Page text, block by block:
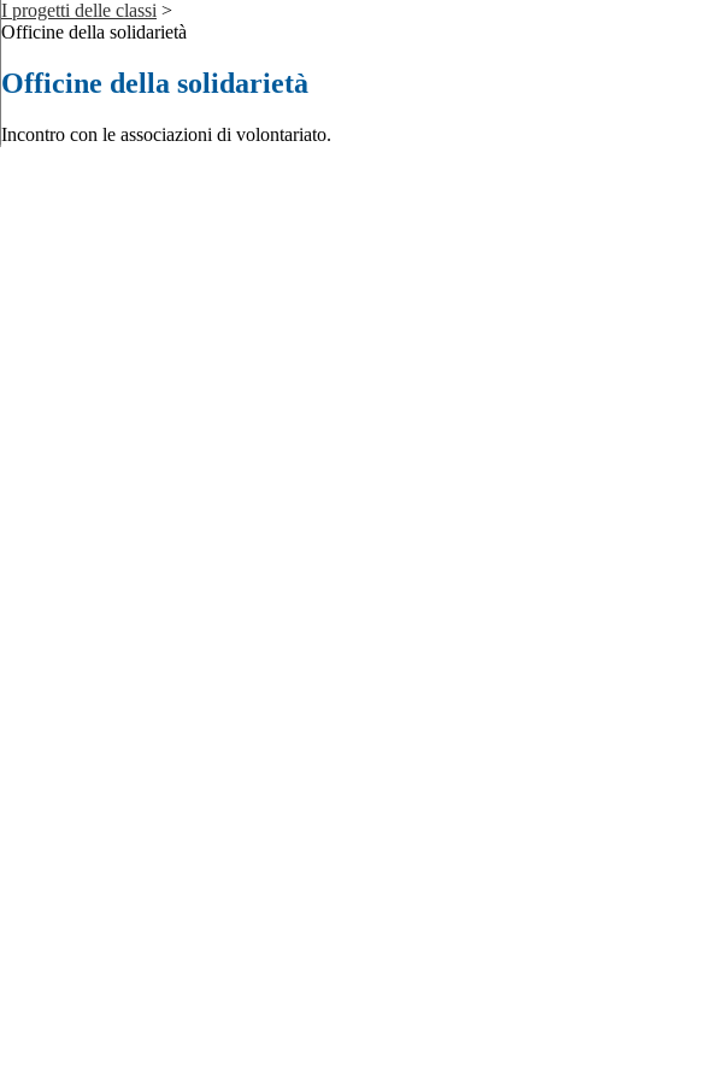
I progetti delle classi >
Officine della solidarietà
Officine della solidarietà
Incontro con le associazioni di volontariato.